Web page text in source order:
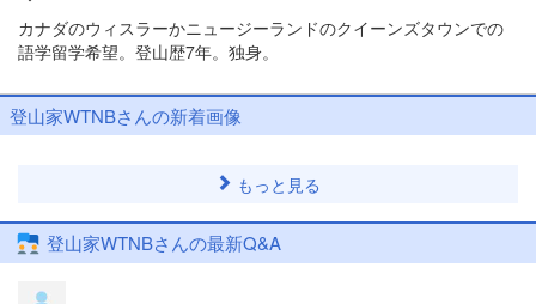
カナダのウィスラーかニュージーランドのクイーンズタウンでの
語学留学希望。登山歴7年。独身。
登山家WTNBさんの新着画像
もっと見る
登山家WTNBさんの最新Q&A